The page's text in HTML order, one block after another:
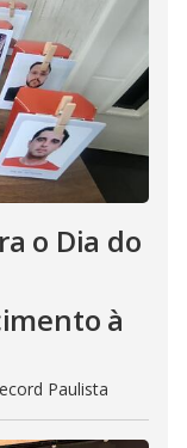
o Dia do
à
Paulista